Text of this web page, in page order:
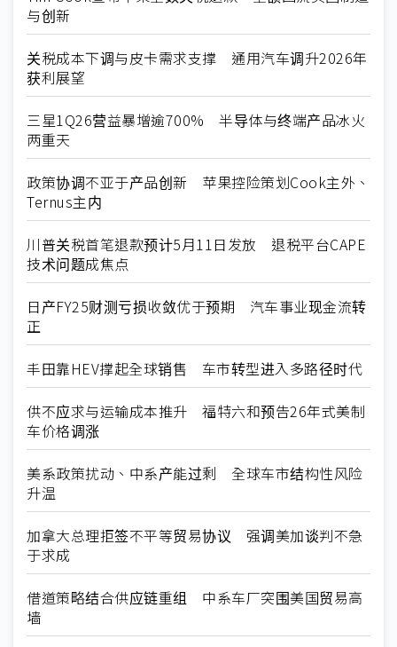
与创新
关税成本下调与皮卡需求支撑 通用汽车调升2026年
获利展望
三星1Q26营益暴增逾700% 半导体与终端产品冰火
两重天
政策协调不亚于产品创新 苹果控险策划Cook主外、
Ternus主内
川普关税首笔退款预计5月11日发放 退税平台CAPE
技术问题成焦点
日产FY25财测亏损收敛优于预期 汽车事业现金流转
正
丰田靠HEV撑起全球销售 车市转型进入多路径时代
供不应求与运输成本推升 福特六和预告26年式美制
车价格调涨
美系政策扰动、中系产能过剩 全球车市结构性风险
升温
加拿大总理拒签不平等贸易协议 强调美加谈判不急
于求成
借道策略结合供应链重组 中系车厂突围美国贸易高
墙